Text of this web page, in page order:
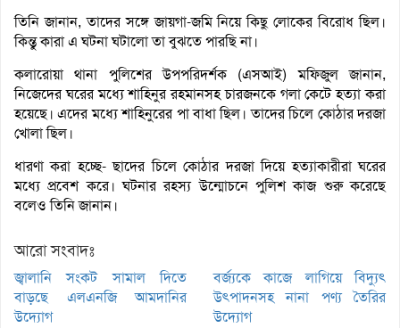
তিনি জানান, তাদের সঙ্গে জায়গা-জমি নিয়ে কিছু লোকের বিরোধ ছিল।
কিন্তু কারা এ ঘটনা ঘটালো তা বুঝতে পারছি না।
কলারোয়া থানা পুলিশের উপপরিদর্শক (এসআই) মফিজুল জানান,
নিজেদের ঘরের মধ্যে শাহিনুর রহমানসহ চারজনকে গলা কেটে হত্যা করা
হয়েছে। এদের মধ্যে শাহিনুরের পা বাধা ছিল। তাদের চিলে কোঠার দরজা
খোলা ছিল।
ধারণা করা হচ্ছে- ছাদের চিলে কোঠার দরজা দিয়ে হত্যাকারীরা ঘরের
মধ্যে প্রবেশ করে। ঘটনার রহস্য উন্মোচনে পুলিশ কাজ শুরু করেছে
বলেও তিনি জানান।
আরো সংবাদঃ
জ্বালানি সংকট সামাল দিতে
বাড়ছে এলএনজি আমদানির
উদ্যোগ
বর্জ্যকে কাজে লাগিয়ে বিদ্যুৎ
উৎপাদনসহ নানা পণ্য তৈরির
উদ্যোগ